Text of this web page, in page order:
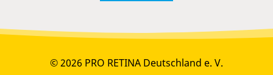
© 2026 PRO RETINA Deutschland e. V.